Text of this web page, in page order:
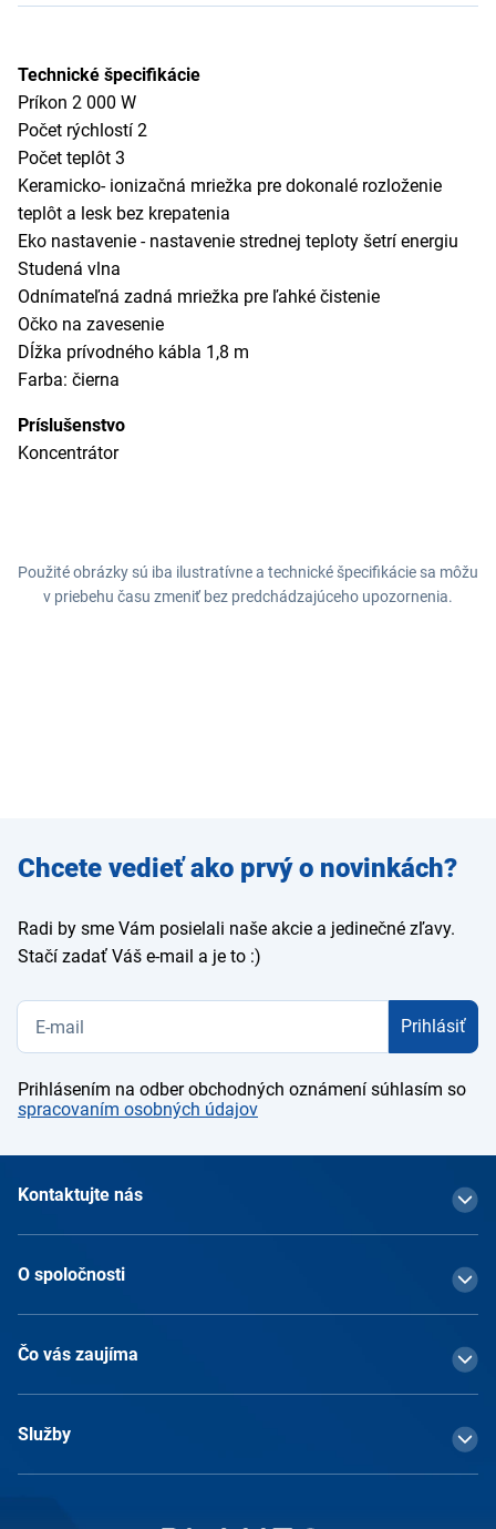
Technické špecifikácie
Príkon 2 000 W
Počet rýchlostí 2
Počet teplôt 3
Keramicko- ionizačná mriežka pre dokonalé rozloženie
teplôt a lesk bez krepatenia
Eko nastavenie - nastavenie strednej teploty šetrí energiu
Studená vlna
Odnímateľná zadná mriežka pre ľahké čistenie
Očko na zavesenie
Dĺžka prívodného kábla 1,8 m
Farba: čierna
Príslušenstvo
Koncentrátor
Použité obrázky sú iba ilustratívne a technické špecifikácie sa môžu
v priebehu času zmeniť bez predchádzajúceho upozornenia.
Zadajte
e-mail
Chcete vedieť ako prvý o novinkách?
Radi by sme Vám posielali naše akcie a jedinečné zľavy.
Stačí zadať Váš e-mail a je to :)
Prihlásiť
Prihlásením na odber obchodných oznámení súhlasím so
spracovaním osobných údajov
Kontaktujte nás
O spoločnosti
Čo vás zaujíma
Služby